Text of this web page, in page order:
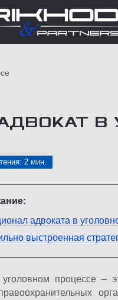
В
2 мин.
адвоката в
выстроенная
процессе –